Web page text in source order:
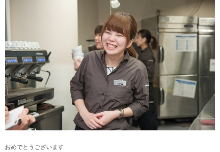
おめでとうございます